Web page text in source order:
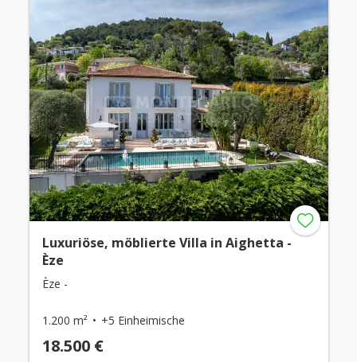
Luxuriöse, möblierte Villa in Aighetta -
Èze
Èze -
1.200 m² +5 Einheimische
18.500 €